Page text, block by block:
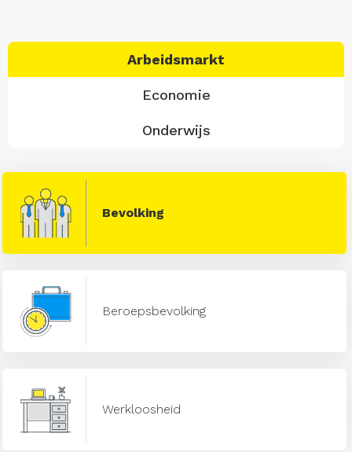
Arbeidsmarkt
Economie
Onderwijs
Bevolking
Beroepsbevolking
Werkloosheid